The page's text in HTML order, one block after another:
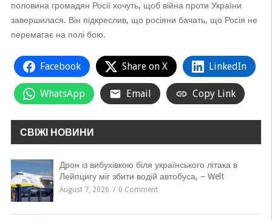
половина громадян Росії хочуть, щоб війна проти України
завершилася. Він підкреслив, що росіяни бачать, що Росія не
перемагає на полі бою.
Facebook Share on X LinkedIn
WhatsApp Email Copy Link
СВІЖІ НОВИНИ
Дрон із вибухівкою біля українського літака в
Лейпцигу міг збити водій автобуса, – Welt
August 7, 2026 0 Comment